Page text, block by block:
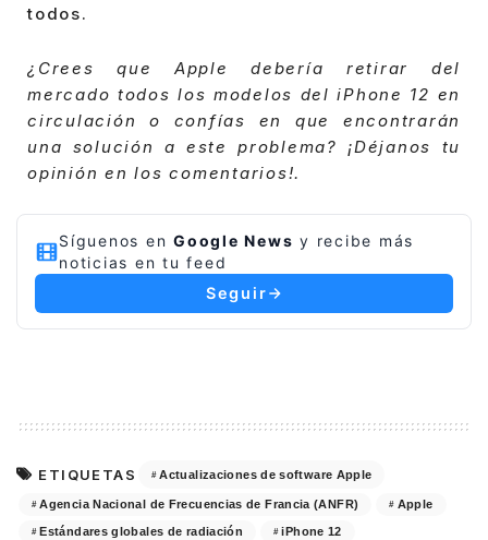
todos.
¿Crees que Apple debería retirar del
mercado todos los modelos del iPhone 12 en
circulación o confías en que encontrarán
una solución a este problema? ¡Déjanos tu
opinión en los comentarios!.
Síguenos en Google News y recibe más
noticias en tu feed
Seguir
ETIQUETAS Actualizaciones de software Apple
Agencia Nacional de Frecuencias de Francia (ANFR) Apple
Estándares globales de radiación iPhone 12